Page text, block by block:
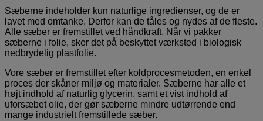
Sæberne indeholder kun naturlige ingredienser, og de er
lavet med omtanke. Derfor kan de tåles og nydes af de fleste.
Alle sæber er fremstillet ved håndkraft. Når vi pakker
sæberne i folie, sker det på beskyttet værksted i biologisk
nedbrydelig plastfolie.
Vore sæber er fremstillet efter koldprocesmetoden, en enkel
proces der skåner miljø og materialer. Sæberne har alle et
højt indhold af naturlig glycerin, samt et vist indhold af
uforsæbet olie, der gør sæberne mindre udtørrende end
mange industrielt fremstillede sæber.